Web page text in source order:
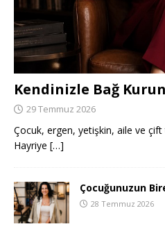
Kendinizle Bağ Kurun
29 Temmuz 2026
Çocuk, ergen, yetişkin, aile ve
Hayriye […]
Çocuğunuzun
28 Temmuz 2026